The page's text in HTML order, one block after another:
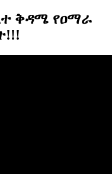
ቅዳሜ የዐማራ